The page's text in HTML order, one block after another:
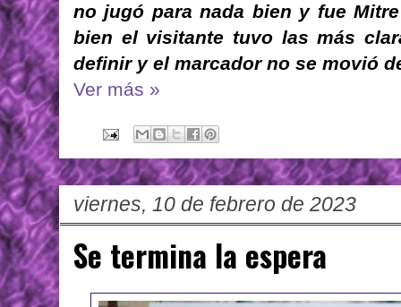
no jugó para nada bien y fue
bien el visitante tuvo las más
definir y el marcador no se movió
Ver más »
viernes, 10 de febrero de 2023
Se termina la espera